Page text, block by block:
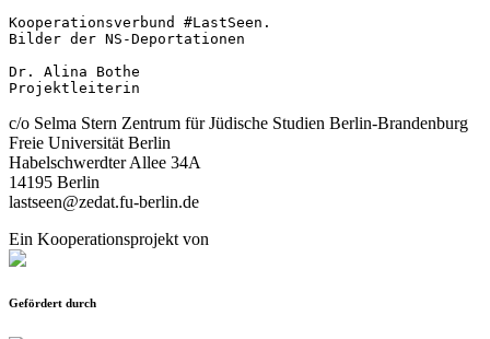
Kooperationsverbund #LastSeen.
Bilder der NS-Deportationen
Dr. Alina Bothe
Projektleiterin
c/o Selma Stern Zentrum für Jüdische Studien Berlin-Brandenburg
Freie Universität Berlin
Habelschwerdter Allee 34A
14195 Berlin
lastseen@zedat.fu-berlin.de
Ein Kooperationsprojekt von
Gefördert durch